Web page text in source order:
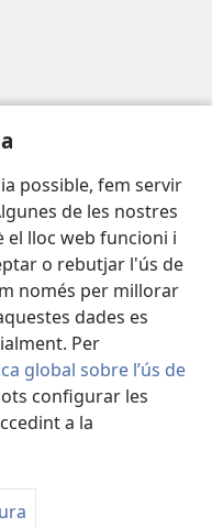
possible, fem servir
de les nostres
el lloc web funcioni i
o rebutjar l'ús de
només per millorar
dades es
Per
global sobre l’ús de
configurar les
a la
Society of Pennsylvania.